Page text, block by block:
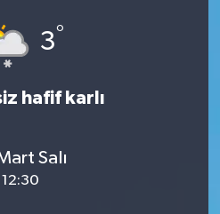
3°
hafif karlı
Salı
12:30